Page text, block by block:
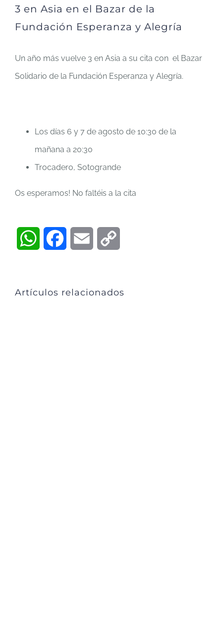
3 en Asia en el Bazar de la
Fundación Esperanza y Alegría
Un año más vuelve 3 en Asia a su cita con el Bazar
Solidario de la Fundación Esperanza y Alegría.
Los días 6 y 7 de agosto de 10:30 de la
mañana a 20:30
Trocadero, Sotogrande
Os esperamos! No faltéis a la cita
WhatsAppFacebookEmail
Artículos relacionados